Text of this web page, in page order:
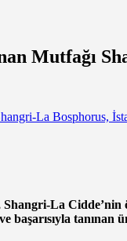
Mutfağı
La
başarısıyla